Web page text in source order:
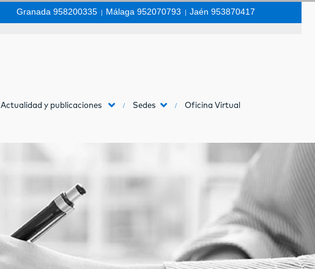
Granada 958200335 | Málaga 952070793 | Jaén 953870417
Actualidad y publicaciones Sedes Oficina Virtual